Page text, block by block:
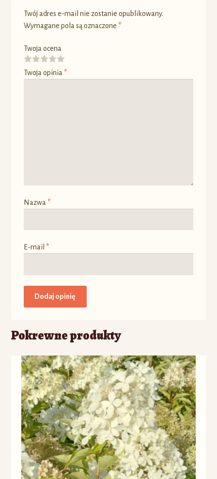
Twój adres e-mail nie zostanie opublikowany.
Wymagane pola są oznaczone *
Twoja ocena
Twoja opinia *
Nazwa *
E-mail *
Pokrewne produkty